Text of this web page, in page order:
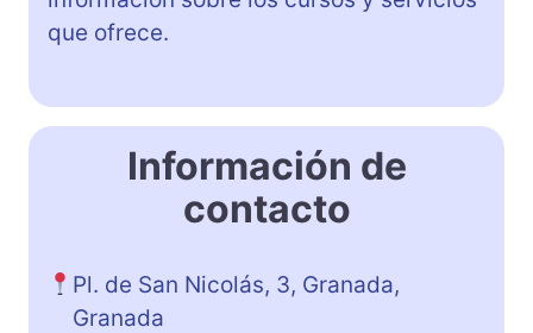
que ofrece.
Información de
contacto
Pl. de San Nicolás, 3, Granada,
Granada